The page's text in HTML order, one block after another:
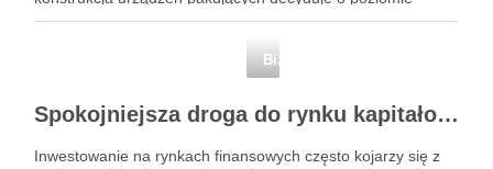
higieny w zakładzie. Jak dobrać odpowiedni system
Biznes i finanse
Spokojniejsza droga do rynku kapitałowego bez presji codziennych decyzji
Inwestowanie na rynkach finansowych często kojarzy się z